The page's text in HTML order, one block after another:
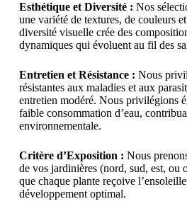
Esthétique et Diversité : Nos
une variété de textures, de couleurs
diversité visuelle crée des
dynamiques qui évoluent au fil des
Entretien et Résistance : Nous
résistantes aux maladies et aux
entretien modéré. Nous privilégions
faible consommation d’eau,
environnementale.
Critère d’Exposition : Nous
de vos jardinières (nord, sud, est, ou
que chaque plante reçoive
développement optimal.